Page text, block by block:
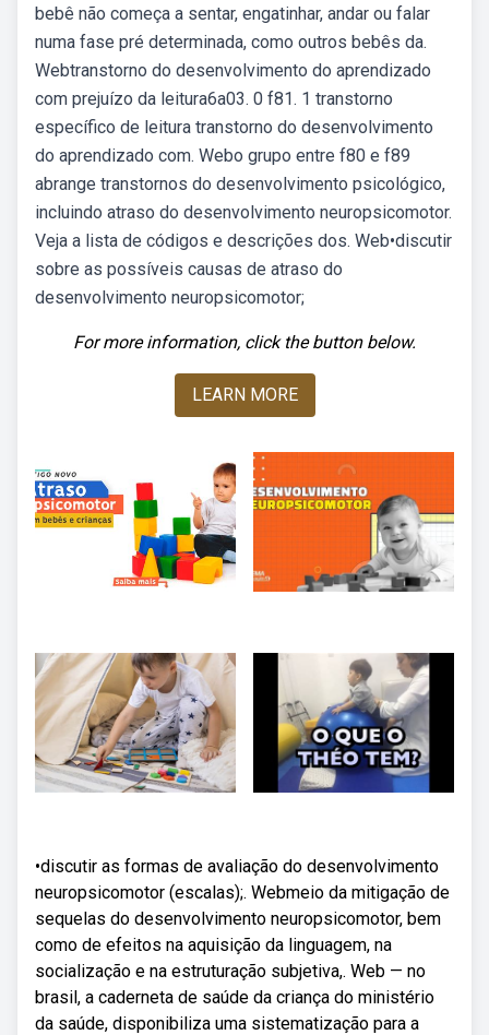
bebê não começa a sentar, engatinhar, andar ou falar
numa fase pré determinada, como outros bebês da.
Webtranstorno do desenvolvimento do aprendizado
com prejuízo da leitura6a03. 0 f81. 1 transtorno
específico de leitura transtorno do desenvolvimento
do aprendizado com. Webo grupo entre f80 e f89
abrange transtornos do desenvolvimento psicológico,
incluindo atraso do desenvolvimento neuropsicomotor.
Veja a lista de códigos e descrições dos. Web•discutir
sobre as possíveis causas de atraso do
desenvolvimento neuropsicomotor;
For more information, click the button below.
LEARN MORE
•discutir as formas de avaliação do desenvolvimento
neuropsicomotor (escalas);. Webmeio da mitigação de
sequelas do desenvolvimento neuropsicomotor, bem
como de efeitos na aquisição da linguagem, na
socialização e na estruturação subjetiva,. Web — no
brasil, a caderneta de saúde da criança do ministério
da saúde, disponibiliza uma sistematização para a